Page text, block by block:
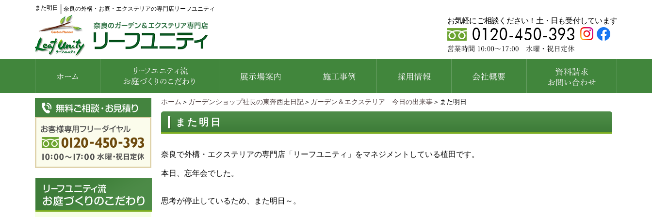
また明日 奈良の外構・お庭・エクステリアの専門店リーフユニティ
お気軽にご相談ください！土・日も受付しています
ホーム ＞ ガーデンショップ社長の東奔西走日記 ＞ ガーデン＆エクステリア 今日の出来事 ＞また明日
また明日
奈良で外構・エクステリアの専門店「リーフユニティ」をマネジメントしている植田です。
本日、忘年会でした。
思考が停止しているため、また明日～。